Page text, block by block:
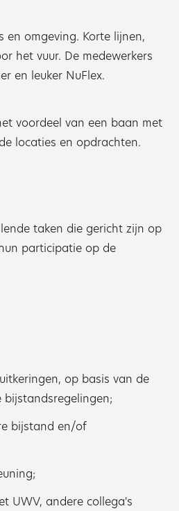
omgeving. Korte lijnen,
het vuur. De medewerkers
en leuker NuFlex.
voordeel van een baan met
locaties en opdrachten.
taken die gericht zijn op
participatie op de
op basis van de
bijstand en/of
UWV, andere collega's